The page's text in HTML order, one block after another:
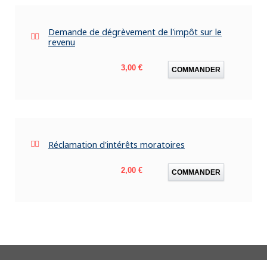
Demande de dégrèvement de l'impôt sur le
revenu
Prix
3,00 € COMMANDER
Réclamation d'intérêts moratoires
Prix
2,00 € COMMANDER